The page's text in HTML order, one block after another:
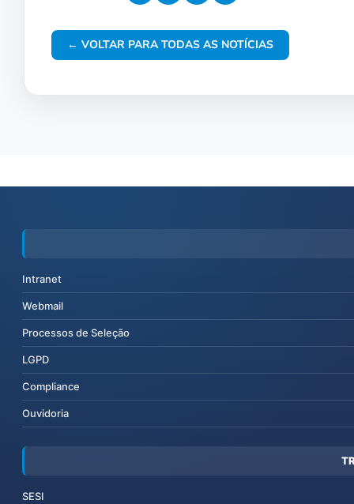
← VOLTAR PARA TODAS AS NOTÍCIAS
Intranet
Webmail
Processos de Seleção
LGPD
Compliance
Ouvidoria
SESI